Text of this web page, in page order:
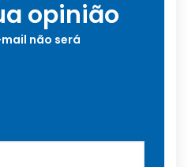
opinião
não será